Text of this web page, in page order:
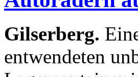
Gilserberg.
entwendeten